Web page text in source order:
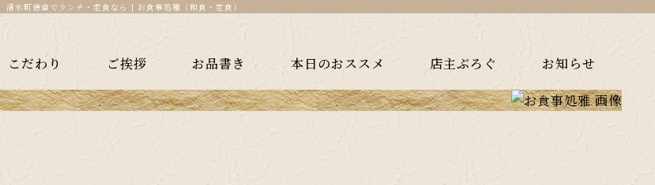
清水町徳倉でランチ・定食なら | お食事処雅（和食・定食）
こだわり ご挨拶 お品書き 本日のおススメ 店主ぶろぐ お知らせ